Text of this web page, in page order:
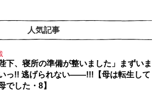
人気記事
陛下、寝所の準備が整いました」まずいま
っ!! 逃げられない――!!!【母は転生して
でした・8】